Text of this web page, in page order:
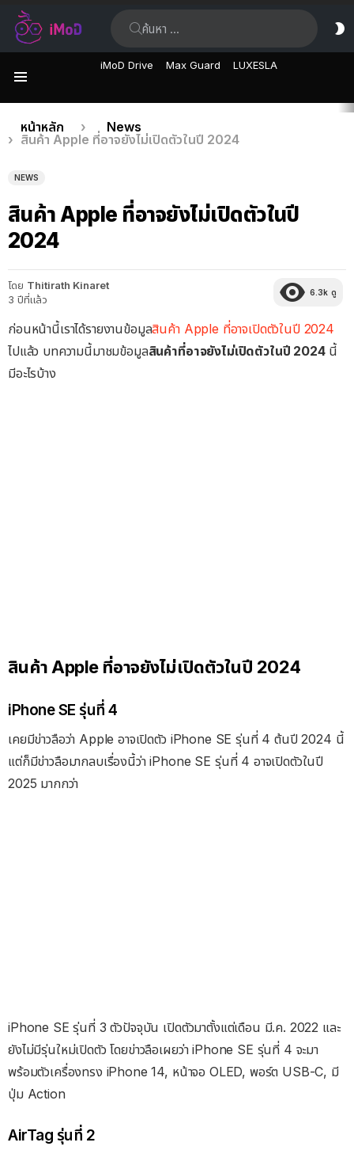
iMoD Drive Max Guard LUXESLA
เรื่อง
ล่าสุด
คุณอยู่ที่นี่:
หน้าหลัก
News
สินค้า Apple ที่อาจยังไม่เปิดตัวในปี 2024
NEWS
สินค้า Apple ที่อาจยังไม่เปิดตัวในปี
2024
โดย Thitirath Kinaret
3 ปีที่แล้ว
6.3k ดู
ก่อนหน้านี้เราได้รายงานข้อมูลสินค้า Apple ที่อาจเปิดตัวในปี 2024
ไปแล้ว บทความนี้มาชมข้อมูลสินค้าที่อาจยังไม่เปิดตัวในปี 2024นี้
มีอะไรบ้าง
สินค้า Apple ที่อาจยังไม่เปิดตัวในปี 2024
iPhone SE รุ่นที่ 4
เคยมีข่าวลือว่า Apple อาจเปิดตัว iPhone SE รุ่นที่ 4 ต้นปี 2024 นี้
แต่ก็มีข่าวลือมากลบเรื่องนี้ว่า iPhone SE รุ่นที่ 4 อาจเปิดตัวในปี
2025 มากกว่า
iPhone SE รุ่นที่ 3 ตัวปัจจุบัน เปิดตัวมาตั้งแต่เดือน มี.ค. 2022 และ
ยังไม่มีรุ่นใหม่เปิดตัว โดยข่าวลือเผยว่า iPhone SE รุ่นที่ 4 จะมา
พร้อมตัวเครื่องทรง iPhone 14, หน้าจอ OLED, พอร์ต USB-C, มี
ปุ่ม Action
AirTag รุ่นที่ 2